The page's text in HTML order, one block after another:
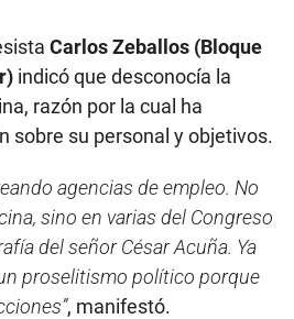
Carlos Zeballos (Bloque
indicó que desconocía la
razón por la cual ha
sobre su personal y objetivos.
agencias de empleo. No
sino en varias del Congreso
del señor César Acuña. Ya
proselitismo político porque
, manifestó.